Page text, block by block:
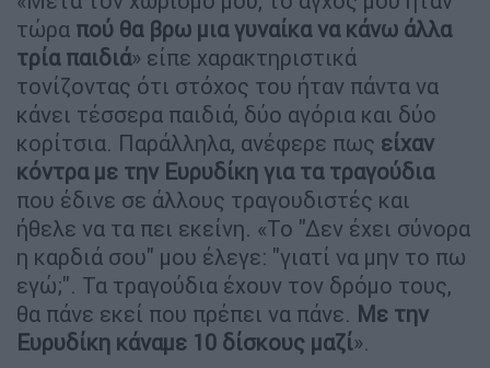
τώρα πού θα βρω μια γυναίκα να κάνω άλλα
τρία παιδιά» είπε χαρακτηριστικά
τονίζοντας ότι στόχος του ήταν πάντα να
κάνει τέσσερα παιδιά, δύο αγόρια και δύο
κορίτσια. Παράλληλα, ανέφερε πως είχαν
κόντρα με την Ευρυδίκη για τα τραγούδια
που έδινε σε άλλους τραγουδιστές και
ήθελε να τα πει εκείνη. «Το "Δεν έχει σύνορα
η καρδιά σου" μου έλεγε: "γιατί να μην το πω
εγώ;". Τα τραγούδια έχουν τον δρόμο τους,
θα πάνε εκεί που πρέπει να πάνε. Με την
Ευρυδίκη κάναμε 10 δίσκους μαζί».